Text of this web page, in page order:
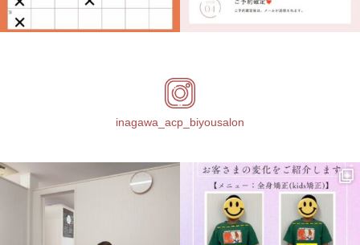
inagawa_acp_biyousalon